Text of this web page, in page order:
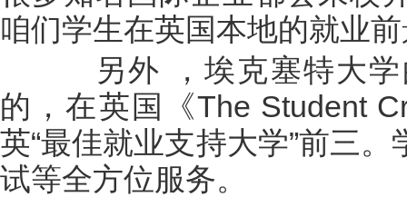
咱们学生在英国本地的就业
另外 ，埃克塞特大学
的，在英国《The Student
英“最佳就业支持大学”前三
试等全方位服务。